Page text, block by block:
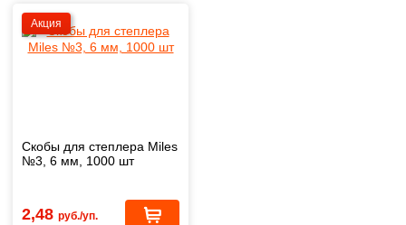
Акция
Скобы для степлера Miles
№3, 6 мм, 1000 шт
2,48 руб./уп.